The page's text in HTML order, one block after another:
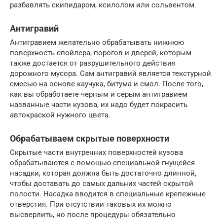
разбавлять скипидаром, ксилолом или сольвентом.
Антигравий
Антигравием желательно обрабатывать нижнюю
поверхность спойлера, порогов и дверей, которым
также достается от разрушительного действия
дорожного мусора. Сам антигравий является текстурной
смесью на основе каучука, битума и смол. После того,
как вы обработаете черным и серым антигравием
названные части кузова, их надо будет покрасить
автокраской нужного цвета.
Обрабатываем скрытые поверхности
Скрытые части внутренних поверхностей кузова
обрабатываются с помощью специальной гнущейся
насадки, которая должна быть достаточно длинной,
чтобы доставать до самых дальних частей скрытой
полости. Насадка вводится в специальные крепежные
отверстия. При отсутствии таковых их можно
высверлить, но после процедуры обязательно